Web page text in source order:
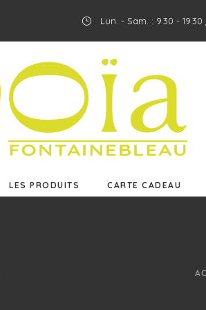
Lun. - Sam. : 9.30 -
LES PRODUITS CARTE CADEAU
CARTE CADEAU